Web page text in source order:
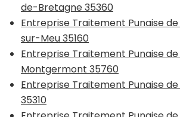
de-Bretagne 35360
Entreprise Traitement Punaise
sur-Meu 35160
Entreprise Traitement Punaise de
Montgermont 35760
Entreprise Traitement Punaise
35310